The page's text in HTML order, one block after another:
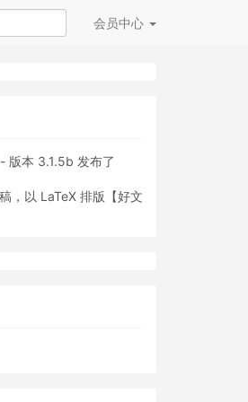
会员中心
版本 3.1.5b 发布了
，以 LaTeX 排版【好文